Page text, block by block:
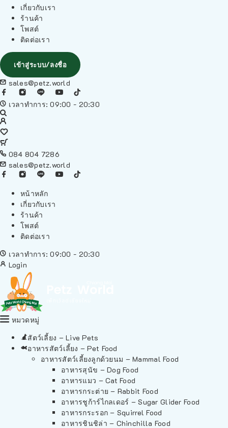
เกี่ยวกับเรา
ร้านค้า
โพสต์
ติดต่อเรา
เข้าสู่ระบบ/ลงชื่อ
sales@petz.world
เวลาทำการ: 09:00 - 20:30
084 804 7286
sales@petz.world
หน้าหลัก
เกี่ยวกับเรา
ร้านค้า
โพสต์
ติดต่อเรา
เวลาทำการ: 09:00 - 20:30
Login
หมวดหมู่
สัตว์เลี้ยง – Live Pets
อาหารสัตว์เลี้ยง – Pet Food
อาหารสัตว์เลี้ยงลูกด้วยนม – Mammal Food
อาหารสุนัข – Dog Food
อาหารแมว – Cat Food
อาหารกระต่าย – Rabbit Food
อาหารชูก้าร์ไกลเดอร์ – Sugar Glider Food
อาหารกระรอก – Squirrel Food
อาหารชินชิล่า – Chinchilla Food